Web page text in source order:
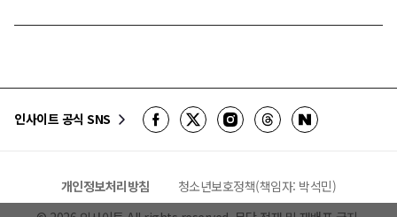
인사이트 공식 SNS
개인정보처리방침
청소년보호정책(책임자: 박석민)